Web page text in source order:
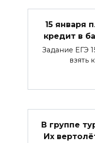
15 января
кредит в
Задание ЕГЭ
взять
В группе
Их